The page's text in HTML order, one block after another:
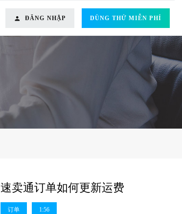
ĐĂNG NHẬP DÙNG THỬ MIỄN PHÍ
速卖通订单如何更新运费
订单 1:56